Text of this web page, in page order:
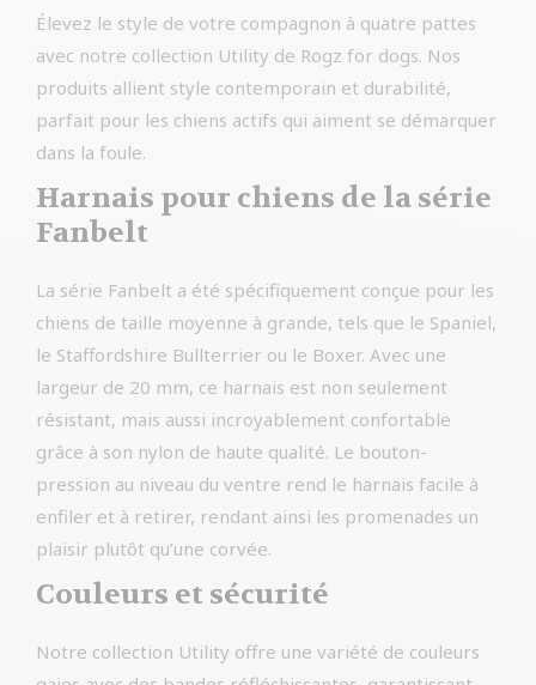
Élevez le style de votre compagnon à quatre pattes
avec notre collection Utility de Rogz for dogs. Nos
produits allient style contemporain et durabilité,
parfait pour les chiens actifs qui aiment se démarquer
dans la foule.
Harnais pour chiens de la série
Fanbelt
La série Fanbelt a été spécifiquement conçue pour les
chiens de taille moyenne à grande, tels que le Spaniel,
le Staffordshire Bullterrier ou le Boxer. Avec une
largeur de 20 mm, ce harnais est non seulement
résistant, mais aussi incroyablement confortable
grâce à son nylon de haute qualité. Le bouton-
pression au niveau du ventre rend le harnais facile à
enfiler et à retirer, rendant ainsi les promenades un
plaisir plutôt qu’une corvée.
Couleurs et sécurité
Notre collection Utility offre une variété de couleurs